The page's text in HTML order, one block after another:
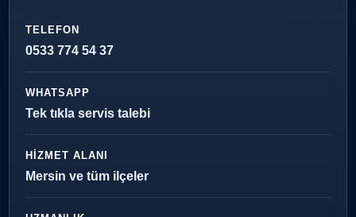
TELEFON
0533 774 54 37
WHATSAPP
Tek tıkla servis talebi
HIZMET ALANI
Mersin ve tüm ilçeler